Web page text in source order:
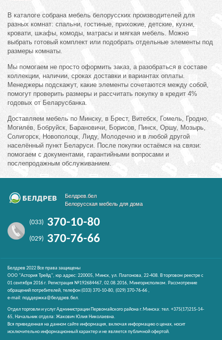
В каталоге собрана мебель белорусских производителей для
разных комнат: спальни, гостиные, прихожие, детские, кухни,
кровати, шкафы, комоды, матрасы и мягкая мебель. Можно
выбрать готовый комплект или подобрать отдельные элементы под
размеры комнаты.
Мы помогаем не просто оформить заказ, а разобраться в составе
коллекции, наличии, сроках доставки и вариантах оплаты.
Менеджеры подскажут, какие элементы сочетаются между собой,
помогут проверить размеры и рассчитать покупку в кредит 4%
годовых от Беларусбанка.
Доставляем мебель по Минску, в Брест, Витебск, Гомель, Гродно,
Могилёв, Бобруйск, Барановичи, Борисов, Пинск, Оршу, Мозырь,
Солигорск, Новополоцк, Лиду, Молодечно и в любой другой
населённый пункт Беларуси. После покупки остаёмся на связи:
помогаем с документами, гарантийными вопросами и
послепродажным обслуживанием.
Белдрев.бел
Белорусская мебель для дома
(033) 370-10-80
(029) 370-76-66
Белдрев 2022 Все права защищены
ООО "Астория Трейд", юр.адрес: 220005, Минск, ул. Платонова, 22-408. В торговом реестре с
01 сентября 2016 г. Регистрация №192684467, 02.08.2016, Мингорисполком. Рассмотрение
обращений потребителей, телефон(033)370-10-80, (029)370-76-66 ,
e-mail: поддержка@белдрев.бел.
Отдел торговли и услуг Администрации Первомайского района г.Минска: тел. +375(17)215-14-
65, Начальник отдела: Жакович Юлия Николаевна.
Вся приведенная на данном сайте информация, включая информацию о ценах, носит
исключительно информационный характер и не является публичной офертой.